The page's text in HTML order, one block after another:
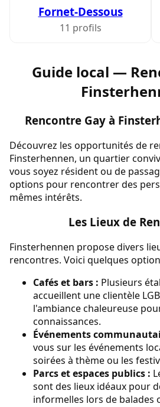
Fornet-Dessous
11 profils
Guide local —
Rencontre Gay à
Découvrez les opportunités de
Finsterhennen, un quartier
vous soyez résident ou de
options pour rencontrer des
mêmes intérêts.
Les Lieux de
Finsterhennen propose divers
rencontres. Voici quelques
Cafés et bars : Plusieurs
accueillent une clientèle
l'ambiance chaleureuse
connaissances.
Événements
vous sur les événements
soirées à thème ou les
Parcs et espaces publics :
sont des lieux idéaux pour
informelles lors de balades